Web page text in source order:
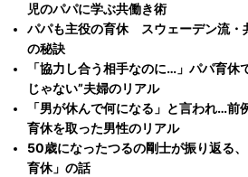
児のパパに学ぶ共働き術
パパも主役の育休 スウェーデン流・
の秘訣
「協力し合う相手なのに…」パパ育休
じゃない”夫婦のリアル
「男が休んで何になる」と言われ…
育休を取った男性のリアル
50歳になったつるの剛士が振り返る
育休」の話